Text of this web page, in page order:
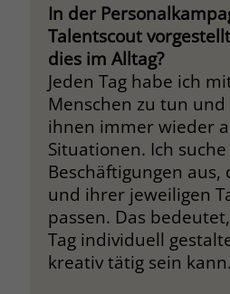
In der
Talentscout
dies im Alltag?
Jeden Tag habe ich
Menschen zu tun
ihnen immer wieder
Situationen. Ich
Beschäftigungen aus,
und ihrer jeweiligen
passen. Das
Tag individuell
kreativ tätig sein kann.